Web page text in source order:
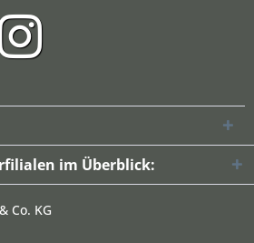
im Überblick:
Co. KG